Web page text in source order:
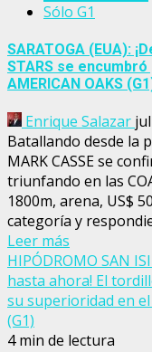
Sólo G1
SARATOGA (EUA):
STARS se encumbró
AMERICAN OAKS
Enrique Salazar
Batallando desde la
MARK CASSE se
triunfando en las
1800m, arena, US$
categoría y
Leer más
HIPÓDROMO SAN
hasta ahora! El
su superioridad en el
(G1)
4 min de lectura